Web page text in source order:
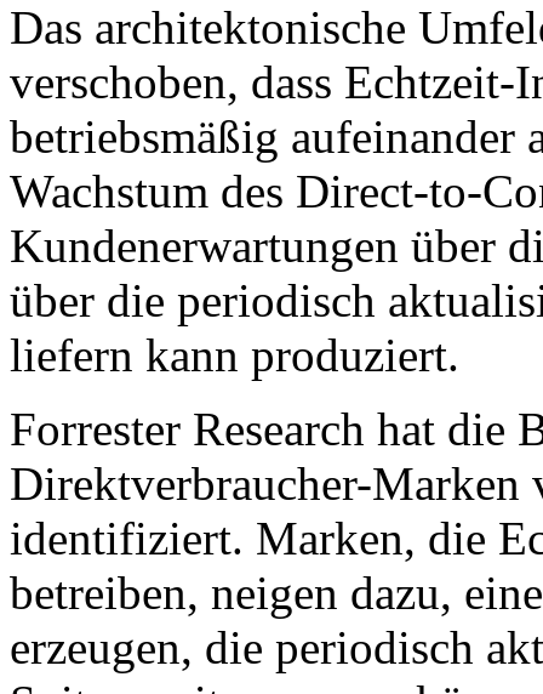
Das architektonische
verschoben, dass
betriebsmäßig aufeinander
Wachstum des Direct-to-
Kundenerwartungen über
über die periodisch
liefern kann produziert.
Forrester Research hat die
Direktverbraucher-
identifiziert. Marken, die
betreiben, neigen dazu,
erzeugen, die periodisch